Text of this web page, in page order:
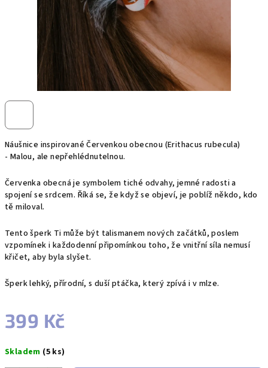
Náušnice inspirované Červenkou obecnou (Erithacus rubecula)
- Malou, ale nepřehlédnutelnou.
Červenka obecná je symbolem tiché odvahy, jemné radosti a
spojení se srdcem. Říká se, že když se objeví, je poblíž někdo, kdo
tě miloval.
Tento šperk Ti může být talismanem nových začátků, poslem
vzpomínek i každodenní připomínkou toho, že vnitřní síla nemusí
křičet, aby byla slyšet.
Šperk lehký, přírodní, s duší ptáčka, který zpívá i v mlze.
399 Kč
cena:
Skladem (5 ks)